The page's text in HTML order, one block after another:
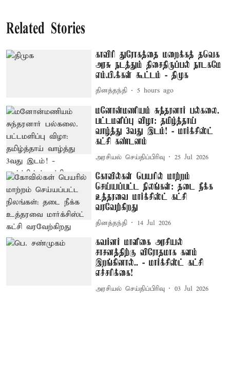
Related Stories
காவிரி துரோகத்தை மறைக்கத் தவெக
அரசு நடத்தும் திசைதிருப்பல் நாடகமே
எம்.பி.க்கள் கூட்டம் - திமுக
தினத்தந்தி 5 hours ago
மனோன்மணியம் சுந்தரனார் பல்கலை.
பட்டமளிப்பு விழா: தமிழ்த்தாய்
வாழ்த்து 3வது இடம்! - மார்க்சிஸ்ட்
கட்சி கண்டனம்
அரசியல் செய்திப்பிரிவு 25 Jul 2026
கோவில்கள் பெயரில் மாற்றம்
செய்யப்பட்ட நிலங்கள்: தடை நீக்க
உத்தரவை மார்க்சிஸ்ட் கட்சி
வரவேற்கிறது
தினத்தந்தி 14 Jul 2026
கவர்னர் மாளிகை அரசியல்
சாசனத்திற்கு விரோதமாக களம்
இறங்கினால்.. - மார்க்சிஸ்ட் கட்சி
எச்சரிக்கை!
அரசியல் செய்திப்பிரிவு 03 Jul 2026